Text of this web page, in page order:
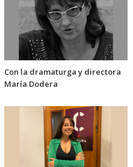
Con la dramaturga y directora
María Dodera